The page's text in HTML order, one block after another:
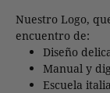
Nuestro Logo,
encuentro de:
Diseño
Manual y
Escuela